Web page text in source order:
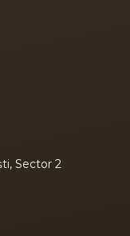
Sector 2